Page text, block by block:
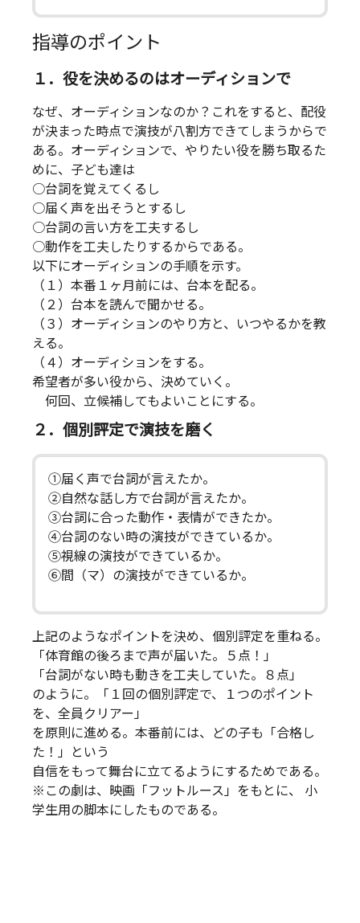
指導のポイント
１．役を決めるのはオーディションで
なぜ、オーディションなのか？これをすると、配役
が決まった時点で演技が八割方できてしまうからで
ある。オーディションで、やりたい役を勝ち取るた
めに、子ども達は
○台詞を覚えてくるし
○届く声を出そうとするし
○台詞の言い方を工夫するし
○動作を工夫したりするからである。
以下にオーディションの手順を示す。
（１）本番１ヶ月前には、台本を配る。
（２）台本を読んで聞かせる。
（３）オーディションのやり方と、いつやるかを教
える。
（４）オーディションをする。
希望者が多い役から、決めていく。
何回、立候補してもよいことにする。
２．個別評定で演技を磨く
①届く声で台詞が言えたか。
②自然な話し方で台詞が言えたか。
③台詞に合った動作・表情ができたか。
④台詞のない時の演技ができているか。
⑤視線の演技ができているか。
⑥間（マ）の演技ができているか。
上記のようなポイントを決め、個別評定を重ねる。
「体育館の後ろまで声が届いた。５点！」
「台詞がない時も動きを工夫していた。８点」
のように。「１回の個別評定で、１つのポイント
を、全員クリアー」
を原則に進める。本番前には、どの子も「合格し
た！」という
自信をもって舞台に立てるようにするためである。
※この劇は、映画「フットルース」をもとに、 小
学生用の脚本にしたものである。